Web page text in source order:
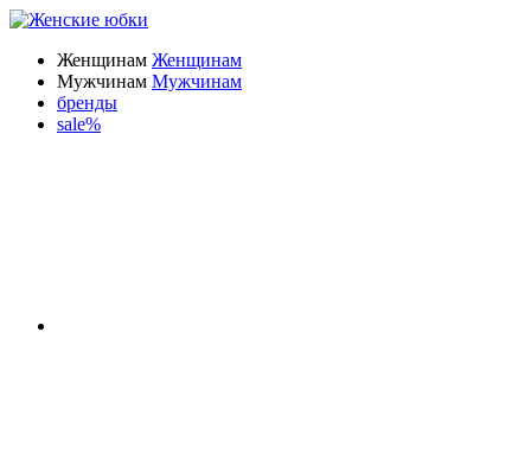
Женщинам Женщинам
Мужчинам Мужчинам
бренды
sale%